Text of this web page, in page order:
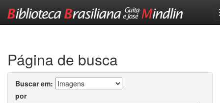
Página de busca
Buscar em:
por